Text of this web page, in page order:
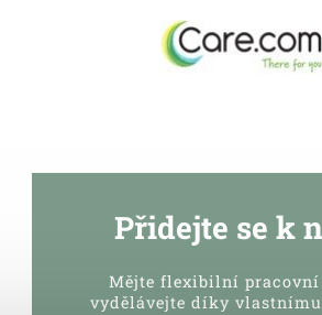
Přidejte se k
Mějte flexibilní pracovní
vydělávejte díky vlastnímu